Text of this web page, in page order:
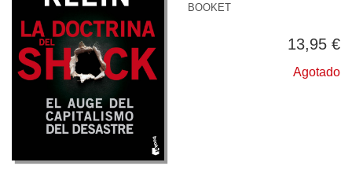
BOOKET
13,95 €
Agotado